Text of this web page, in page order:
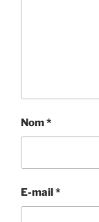
Nom*
E-mail*